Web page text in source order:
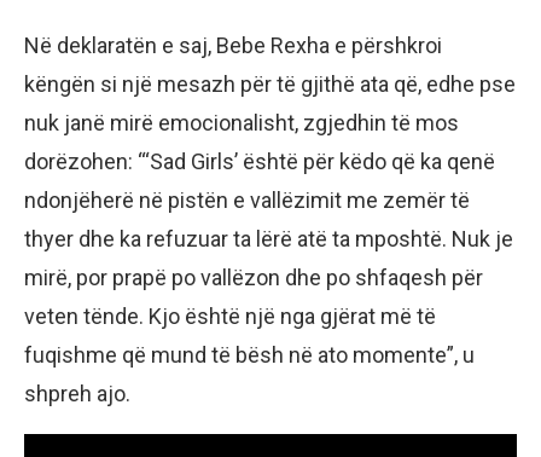
Në deklaratën e saj, Bebe Rexha e përshkroi
këngën si një mesazh për të gjithë ata që, edhe pse
nuk janë mirë emocionalisht, zgjedhin të mos
dorëzohen: “‘Sad Girls’ është për këdo që ka qenë
ndonjëherë në pistën e vallëzimit me zemër të
thyer dhe ka refuzuar ta lërë atë ta mposhtë. Nuk je
mirë, por prapë po vallëzon dhe po shfaqesh për
veten tënde. Kjo është një nga gjërat më të
fuqishme që mund të bësh në ato momente”, u
shpreh ajo.